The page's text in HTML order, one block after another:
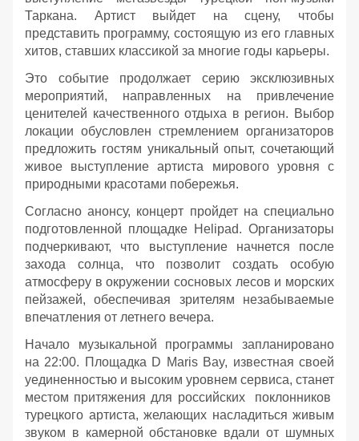
Таркана. Артист выйдет на сцену, чтобы
представить программу, состоящую из его главных
хитов, ставших классикой за многие годы карьеры.
Это событие продолжает серию эксклюзивных
мероприятий, направленных на привлечение
ценителей качественного отдыха в регион. Выбор
локации обусловлен стремлением организаторов
предложить гостям уникальный опыт, сочетающий
живое выступление артиста мирового уровня с
природными красотами побережья.
Согласно анонсу, концерт пройдет на специально
подготовленной площадке Helipad. Организаторы
подчеркивают, что выступление начнется после
захода солнца, что позволит создать особую
атмосферу в окружении сосновых лесов и морских
пейзажей, обеспечивая зрителям незабываемые
впечатления от летнего вечера.
Начало музыкальной программы запланировано
на 22:00. Площадка D Maris Bay, известная своей
уединенностью и высоким уровнем сервиса, станет
местом притяжения для российских поклонников
турецкого артиста, желающих насладиться живым
звуком в камерной обстановке вдали от шумных